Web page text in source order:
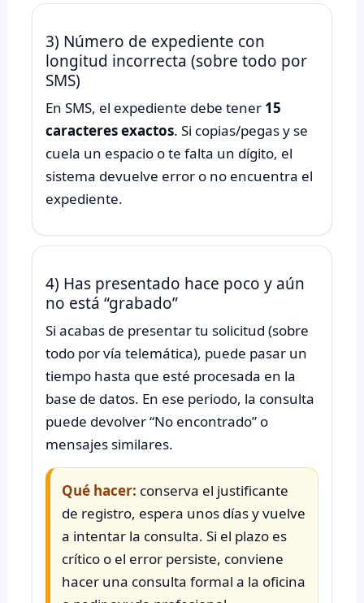
3) Número de expediente con
longitud incorrecta (sobre todo por
SMS)
En SMS, el expediente debe tener 15
caracteres exactos. Si copias/pegas y se
cuela un espacio o te falta un dígito, el
sistema devuelve error o no encuentra el
expediente.
4) Has presentado hace poco y aún
no está “grabado”
Si acabas de presentar tu solicitud (sobre
todo por vía telemática), puede pasar un
tiempo hasta que esté procesada en la
base de datos. En ese periodo, la consulta
puede devolver “No encontrado” o
mensajes similares.
Qué hacer: conserva el justificante
de registro, espera unos días y vuelve
a intentar la consulta. Si el plazo es
crítico o el error persiste, conviene
hacer una consulta formal a la oficina